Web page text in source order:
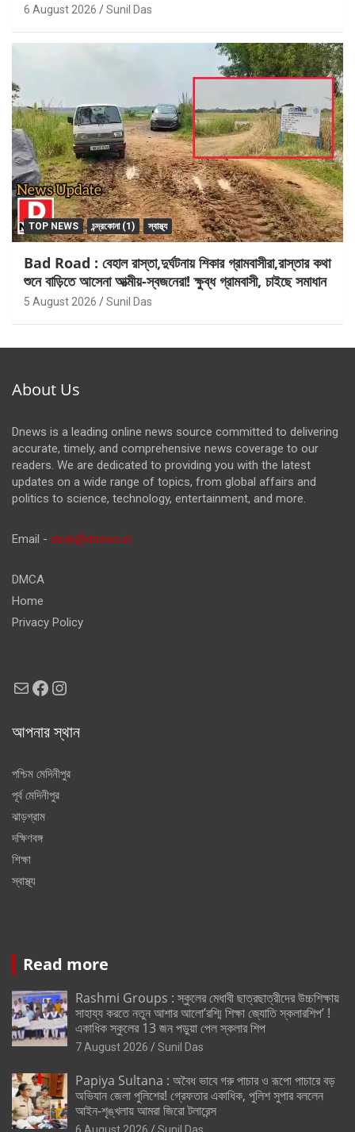
6 August 2026 Sunil Das
TOP NEWS চন্দ্রকোনা (1) স্বাস্থ্য
Bad Road : বেহাল রাস্তা,দুর্ঘটনায় শিকার গ্রামবাসীরা,রাস্তার কথা
শুনে বাড়িতে আসেনা আত্মীয়-স্বজনেরা! ক্ষুব্ধ গ্রামবাসী, চাইছে সমাধান
5 August 2026 Sunil Das
About Us
Dnews is a leading online news source committed to delivering
accurate, timely, and comprehensive news coverage to our
readers. We are dedicated to providing you with the latest
updates on a wide range of topics, from global affairs and
politics to science, technology, entertainment, and more.
Email - desk@dnews.in
DMCA
Home
Privacy Policy
MailFacebook
Instagram
আপনার স্থান
পশ্চিম মেদিনীপুর
পূর্ব মেদিনীপুর
ঝাড়গ্রাম
দক্ষিণবঙ্গ
শিক্ষা
স্বাস্থ্য
Read more
Rashmi Groups : স্কুলের মেধাবী ছাত্রছাত্রীদের উচ্চশিক্ষায়
সাহায্য করতে নতুন আশার আলো’রশ্মি শিক্ষা জ্যোতি স্কলারশিপ’ !
একাধিক স্কুলের 13 জন পড়ুয়া পেল স্কলার শিপ
7 August 2026 Sunil Das
Papiya Sultana : অবৈধ ভাবে গরু পাচার ও রূপো পাচারে বড়
অভিযান জেলা পুলিশের! গ্রেফতার একাধিক, পুলিশ সুপার বললেন
আইন-শৃঙ্খলায় আমরা জিরো টলারেন্স